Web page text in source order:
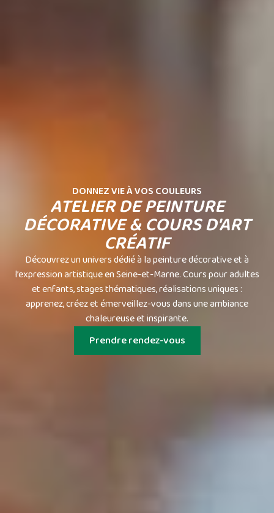
DONNEZ VIE À VOS COULEURS
ATELIER DE PEINTURE
DÉCORATIVE & COURS D'ART
CRÉATIF
Découvrez un univers dédié à la peinture décorative et à
l’expression artistique en Seine-et-Marne. Cours pour adultes
et enfants, stages thématiques, réalisations uniques :
apprenez, créez et émerveillez-vous dans une ambiance
chaleureuse et inspirante.
Prendre rendez-vous